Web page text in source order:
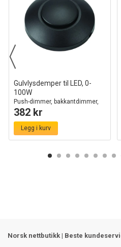
Gulvlysdemper til LED, 0-
100W
Push-dimmer, bakkantdimmer,
sort
382 kr
Legg i kurv
Norsk nettbutikk | Beste